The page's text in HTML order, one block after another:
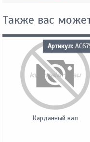
Также вас
Артикул:
Карданный вал